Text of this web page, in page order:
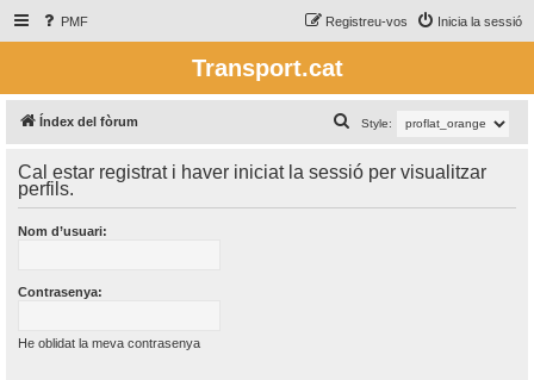
PMF Inicia la sessió
Registreu-vos
Transport.cat
Índex del fòrum Style:
e
r
c
Cal estar registrat i haver iniciat la sessió per visualitzar
perfils.
Nom d’usuari:
Contrasenya:
He oblidat la meva contrasenya